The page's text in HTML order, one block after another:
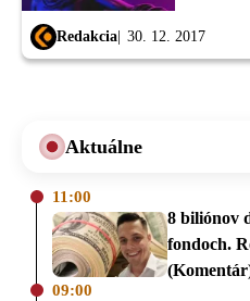
Redakcia 30. 12. 2017
Aktuálne
11:00
8 biliónov
fondoch.
09:00